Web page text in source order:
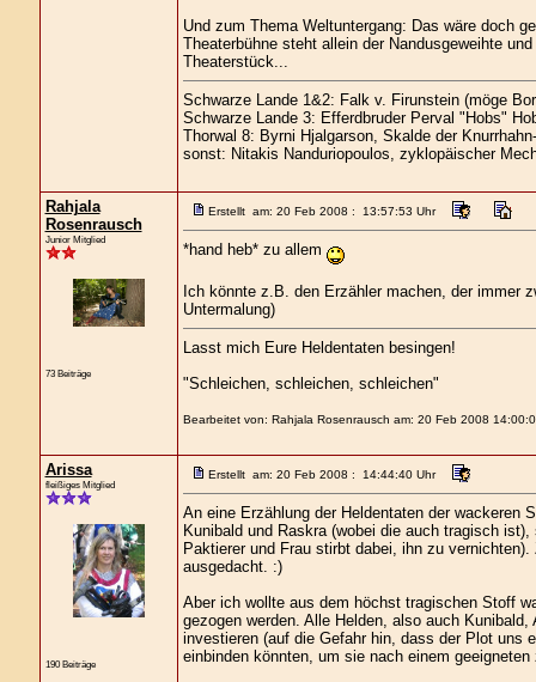
Und zum Thema Weltuntergang: Das wäre doch
Theaterbühne steht allein der Nandusgeweihte
Theaterstück...
Schwarze Lande 1&2: Falk v. Firunstein (möge
Schwarze Lande 3: Efferdbruder Perval "Hobs"
Thorwal 8: Byrni Hjalgarson, Skalde der
sonst: Nitakis Nanduriopoulos, zyklopäischer
Rahjala
Rosenrausch
Junior Mitglied
73 Beiträge
Erstellt am: 20 Feb 2008 : 13:57:53 Uhr
*hand heb* zu allem
Ich könnte z.B. den Erzähler machen, der immer
Untermalung)
Lasst mich Eure Heldentaten besingen!
"Schleichen, schleichen, schleichen"
Bearbeitet von: Rahjala Rosenrausch am: 20 Feb 2008
Arissa
fleißiges Mitglied
190 Beiträge
Erstellt am: 20 Feb 2008 : 14:44:40 Uhr
An eine Erzählung der Heldentaten der wackeren
Kunibald und Raskra (wobei die auch tragisch
Paktierer und Frau stirbt dabei, ihn zu
ausgedacht. :)
Aber ich wollte aus dem höchst tragischen Stoff
gezogen werden. Alle Helden, also auch
investieren (auf die Gefahr hin, dass der Plot uns
einbinden könnten, um sie nach einem